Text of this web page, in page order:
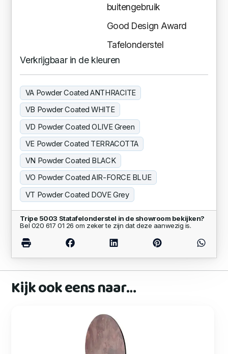
buitengebruik
Good Design Award
Tafelonderstel
Verkrijgbaar in de kleuren
VA Powder Coated ANTHRACITE
VB Powder Coated WHITE
VD Powder Coated OLIVE Green
VE Powder Coated TERRACOTTA
VN Powder Coated BLACK
VO Powder Coated AIR-FORCE BLUE
VT Powder Coated DOVE Grey
Tripe 5003 Statafelonderstel in de showroom bekijken?
Bel 020 617 01 26 om zeker te zijn dat deze aanwezig is.
Kijk ook eens naar…